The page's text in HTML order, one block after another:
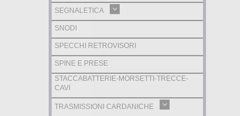
SEGNALETICA
SNODI
SPECCHI RETROVISORI
SPINE E PRESE
STACCABATTERIE-MORSETTI-TRECCE-
CAVI
TRASMISSIONI CARDANICHE